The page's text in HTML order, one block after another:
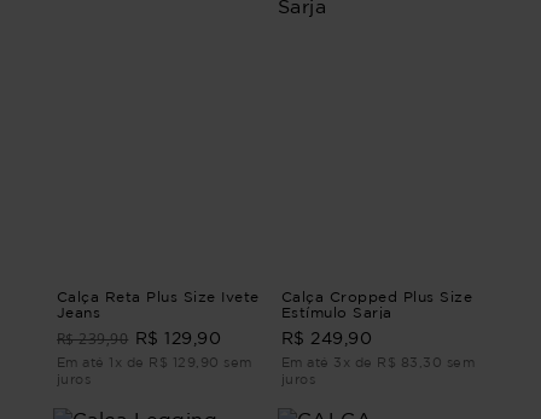
Calça Reta Plus Size Ivete
Jeans
R$ 239,90 R$ 129,90
Em até 1x de R$ 129,90 sem
juros
Calça Cropped Plus Size
Estímulo Sarja
R$ 249,90
Em até 3x de R$ 83,30 sem
juros